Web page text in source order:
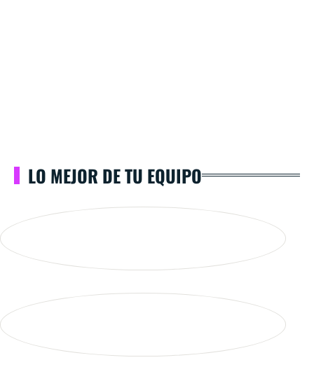
LO MEJOR DE TU EQUIPO